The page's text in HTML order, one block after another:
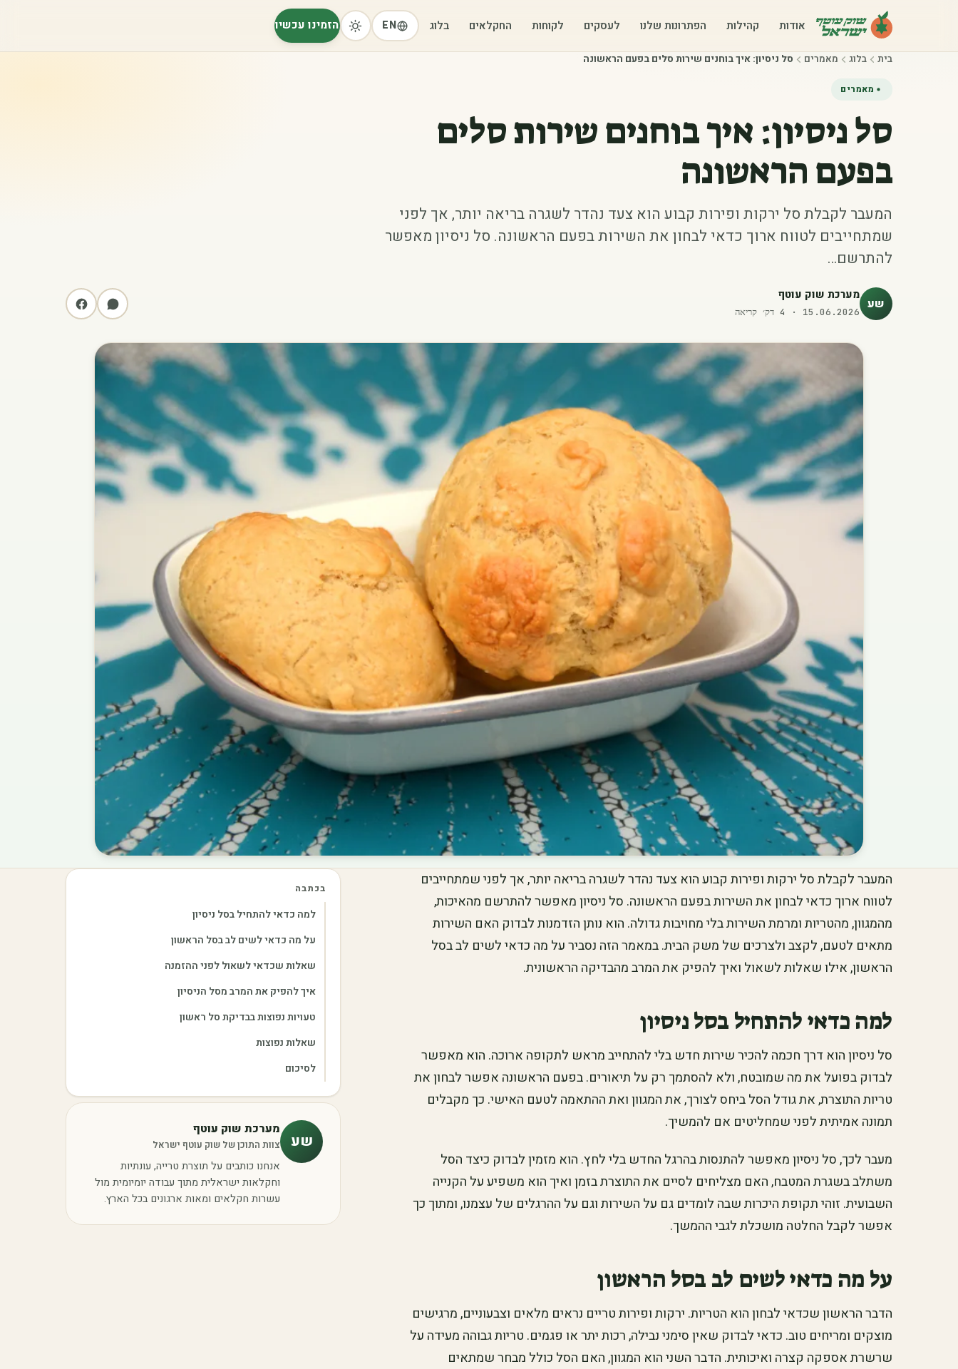
אודות קהילות הפתרונות שלנו לעסקים לקוחות החקלאים בלוג EN הזמינו עכשיו
בית בלוג מאמרים סל ניסיון: איך בוחנים שירות סלים בפעם הראשונה
מאמרים
סל ניסיון: איך בוחנים שירות סלים
בפעם הראשונה
המעבר לקבלת סל ירקות ופירות קבוע הוא צעד נהדר לשגרה בריאה יותר, אך לפני
שמתחייבים לטווח ארוך כדאי לבחון את השירות בפעם הראשונה. סל ניסיון מאפשר
להתרשם…
שע מערכת שוק עוטף
15.06.2026
·
4 דק׳ קריאה
המעבר לקבלת סל ירקות ופירות קבוע הוא צעד נהדר לשגרה בריאה יותר, אך לפני שמתחייבים
לטווח ארוך כדאי לבחון את השירות בפעם הראשונה. סל ניסיון מאפשר להתרשם מהאיכות,
מהמגוון, מהטריות ומרמת השירות בלי מחויבות גדולה. הוא נותן הזדמנות לבדוק האם השירות
מתאים לטעם, לקצב ולצרכים של משק הבית. במאמר הזה נסביר על מה כדאי לשים לב בסל
הראשון, אילו שאלות לשאול ואיך להפיק את המרב מהבדיקה הראשונית.
למה כדאי להתחיל בסל ניסיון
סל ניסיון הוא דרך חכמה להכיר שירות חדש בלי להתחייב מראש לתקופה ארוכה. הוא מאפשר
לבדוק בפועל את מה שמובטח, ולא להסתמך רק על תיאורים. בפעם הראשונה אפשר לבחון את
טריות התוצרת, את גודל הסל ביחס לצורך, את המגוון ואת ההתאמה לטעם האישי. כך מקבלים
תמונה אמיתית לפני שמחליטים אם להמשיך.
מעבר לכך, סל ניסיון מאפשר להתנסות בהרגל החדש בלי לחץ. הוא מזמין לבדוק כיצד הסל
משתלב בשגרת המטבח, האם מצליחים לסיים את התוצרת בזמן ואיך הוא משפיע על הקנייה
השבועית. זוהי תקופת היכרות שבה לומדים גם על השירות וגם על ההרגלים של עצמנו, ומתוך כך
אפשר לקבל החלטה מושכלת לגבי ההמשך.
על מה כדאי לשים לב בסל הראשון
הדבר הראשון שכדאי לבחון הוא הטריות. ירקות ופירות טריים נראים מלאים וצבעוניים, מרגישים
מוצקים ומריחים טוב. כדאי לבדוק שאין סימני נבילה, רכות יתר או פגמים. טריות גבוהה מעידה על
שרשרת אספקה קצרה ואיכותית. הדבר השני הוא המגוון, האם הסל כולל מבחר שמתאים
בכתבה
למה כדאי להתחיל בסל ניסיון
על מה כדאי לשים לב בסל הראשון
שאלות שכדאי לשאול לפני ההזמנה
איך להפיק את המרב מסל הניסיון
טעויות נפוצות בבדיקת סל ראשון
שאלות נפוצות
לסיכום
שע
מערכת שוק עוטף
צוות התוכן של שוק עוטף ישראל
אנחנו כותבים על תוצרת טרייה, עונתיות
וחקלאות ישראלית מתוך עבודה יומיומית מול
עשרות חקלאים ומאות ארגונים בכל הארץ.